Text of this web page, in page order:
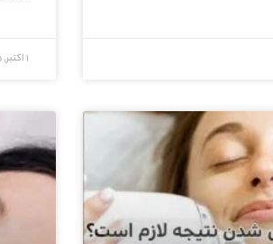
1 اکتبر, 2025